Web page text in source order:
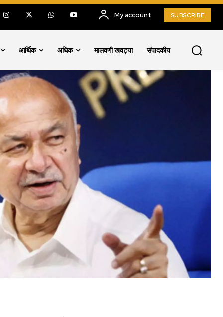
My account SUBSCRIBE
आर्थिक अधिक मालवणी खवट्या संपादकीय